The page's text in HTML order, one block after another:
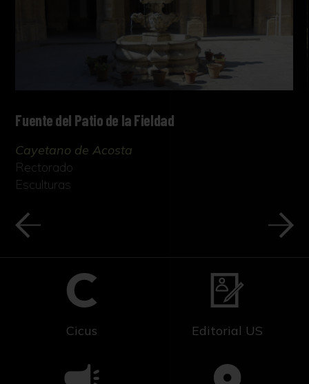
Fuente del Patio de la Fieldad
Cayetano de Acosta
Rectorado
Esculturas
Cicus Editorial US